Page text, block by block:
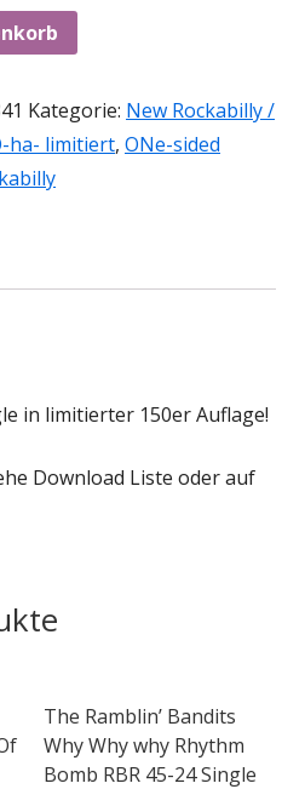
Kategorie: New Rockabilly /
ha- limitiert, ONe-sided
in limitierter 150er Auflage!
Download Liste oder auf
The Ramblin’ Bandits
Why Why why Rhythm
Bomb RBR 45-24 Single